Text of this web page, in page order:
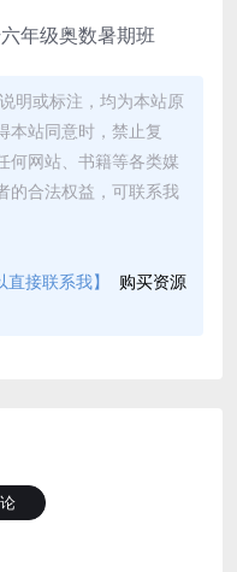
年级奥数暑期班
明或标注，均为本站原
本站同意时，禁止复
何网站、书籍等各类媒
的合法权益，可联系我
直接联系我】
购买资源